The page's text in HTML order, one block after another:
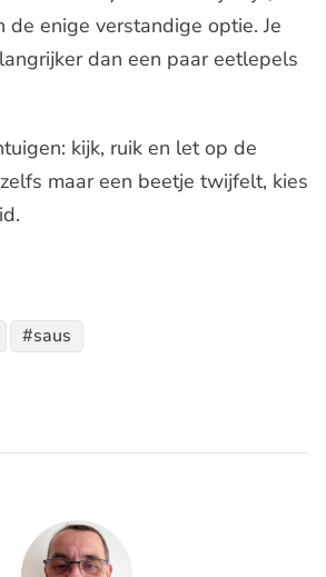
de enige verstandige optie. Je
dan een paar eetlepels
kijk, ruik en let op de
maar een beetje twijfelt, kies
saus